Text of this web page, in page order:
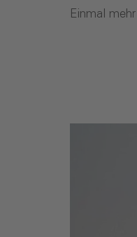
Einmal